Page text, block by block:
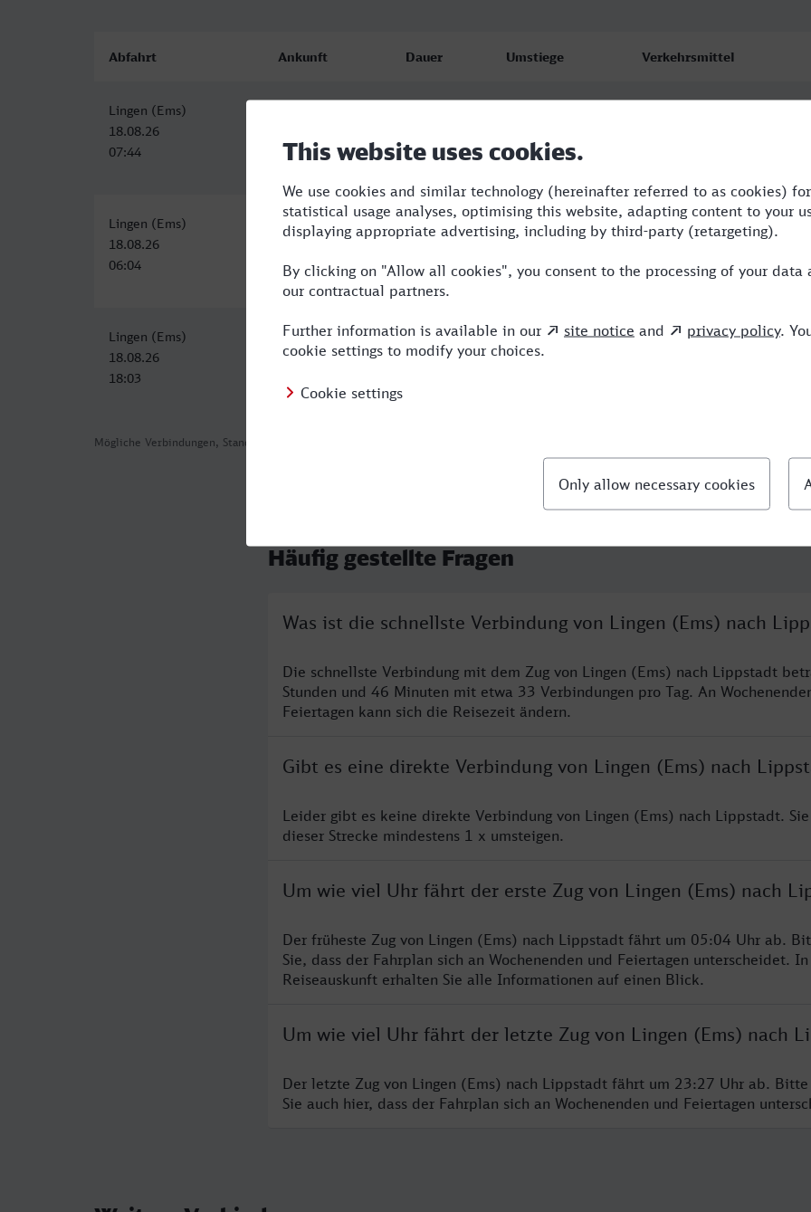
Mögliche Verbindungen, Stand: 2026-08-04 00:57
Abfahrt Ankunft Dauer Umstiege Verkehrsmittel
Lingen (Ems)
18.08.26
07:44
09:30
Lingen (Ems)
18.08.26
06:04
Lippstadt
18.08.26
08:14
2:10 WFB,ERB
Lingen (Ems)
18.08.26
18:03
Lippstadt
18.08.26
2:11 1 WFB,ERB
Häufig gestellte Fragen
Was ist die schnellste Verbindung von Lingen (Ems) nach
Die schnellste Verbindung mit dem Zug von Lingen (Ems) nach Lippstadt
Stunden und 46 Minuten mit etwa 33 Verbindungen pro Tag. An
Feiertagen kann sich die Reisezeit ändern.
Gibt es eine direkte Verbindung von Lingen (Ems) nach
Leider gibt es keine direkte Verbindung von Lingen (Ems) nach Lippstadt.
dieser Strecke mindestens 1 x umsteigen.
Um wie viel Uhr fährt der erste Zug von Lingen (Ems) nach
Der früheste Zug von Lingen (Ems) nach Lippstadt fährt um 05:04 Uhr ab.
Sie, dass der Fahrplan sich an Wochenenden und Feiertagen unterscheidet.
Reiseauskunft erhalten Sie alle Informationen auf einen Blick.
Um wie viel Uhr fährt der letzte Zug von Lingen (Ems) nach
Der letzte Zug von Lingen (Ems) nach Lippstadt fährt um 23:27 Uhr ab. Bitte
Sie auch hier, dass der Fahrplan sich an Wochenenden und Feiertagen